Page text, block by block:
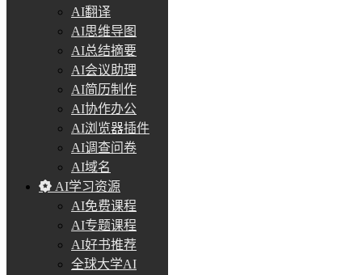
AI翻译
AI思维导图
AI总结摘要
AI会议助理
AI简历制作
AI协作办公
AI浏览器插件
AI调查问卷
AI域名
AI学习资源
AI免费课程
AI专题课程
AI好书推荐
全球大学AI